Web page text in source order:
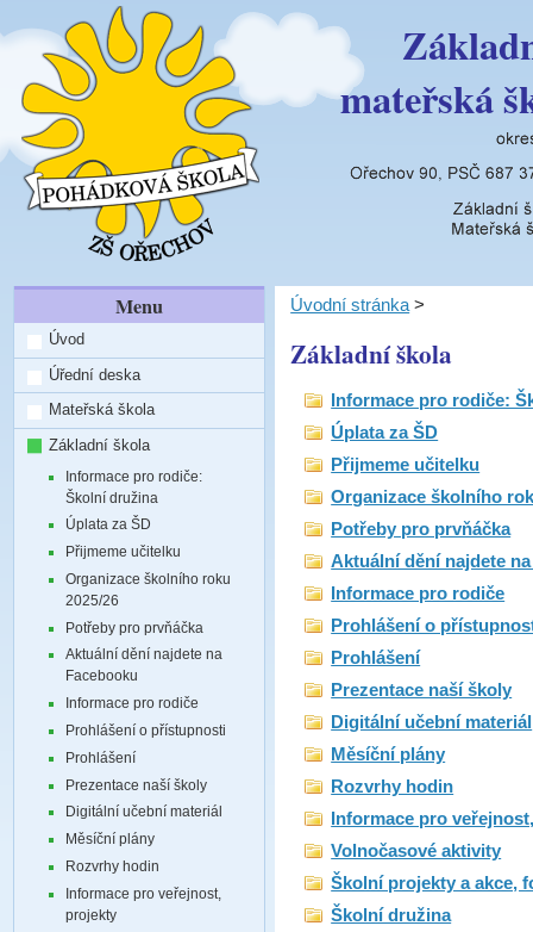
mateřská
Menu
Úvod
Úřední deska
Mateřská škola
Základní škola
Informace pro rodiče:
Školní družina
Úplata za ŠD
Přijmeme učitelku
Organizace školního roku
2025/26
Potřeby pro prvňáčka
Aktuální dění najdete na
Facebooku
Informace pro rodiče
Prohlášení o přístupnosti
Prohlášení
Prezentace naší školy
Digitální učební materiál
Měsíční plány
Rozvrhy hodin
Informace pro veřejnost,
projekty
Úvodní stránka >
Základní škola
Informace pro rodiče:
Úplata za ŠD
Přijmeme učitelku
Organizace školního
Potřeby pro prvňáčka
Aktuální dění najdete
Informace pro rodiče
Prohlášení o
Prohlášení
Prezentace naší školy
Digitální učební materiál
Měsíční plány
Rozvrhy hodin
Informace pro
Volnočasové aktivity
Školní projekty a akce,
Školní družina